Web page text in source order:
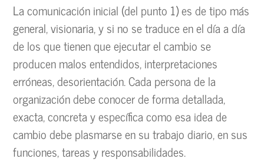
La comunicación inicial (del punto 1) es de tipo más
general, visionaria, y si no se traduce en el día a día
de los que tienen que ejecutar el cambio se
producen malos entendidos, interpretaciones
erróneas, desorientación. Cada persona de la
organización debe conocer de forma detallada,
exacta, concreta y específica como esa idea de
cambio debe plasmarse en su trabajo diario, en sus
funciones, tareas y responsabilidades.